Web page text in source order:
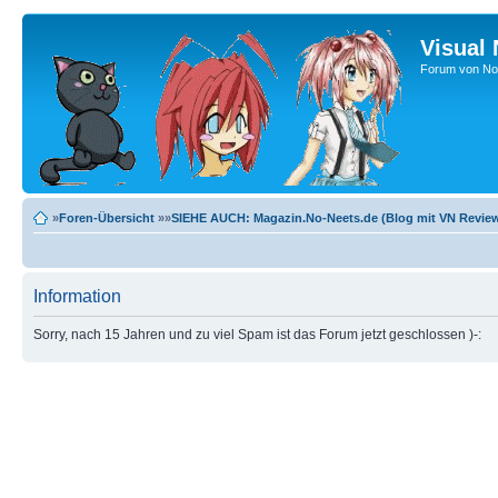
Visual
Forum von
»Foren-Übersicht »»SIEHE AUCH: Magazin.No-Neets.de (Blog mit VN
Information
Sorry, nach 15 Jahren und zu viel Spam ist das Forum jetzt geschlossen )-: